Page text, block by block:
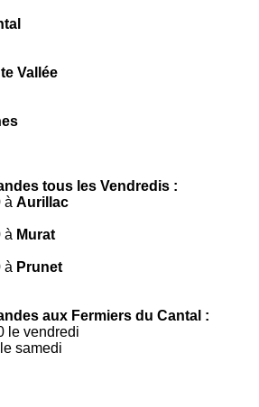
Vallée
tous les Vendredis :
à Aurillac
à Murat
à Prunet
aux Fermiers du Cantal :
le vendredi
samedi